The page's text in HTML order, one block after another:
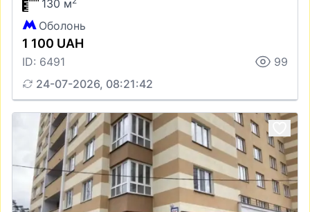
130 м
Оболонь
1 100 UAH
ID: 6491
99
24-07-2026, 08:21:42